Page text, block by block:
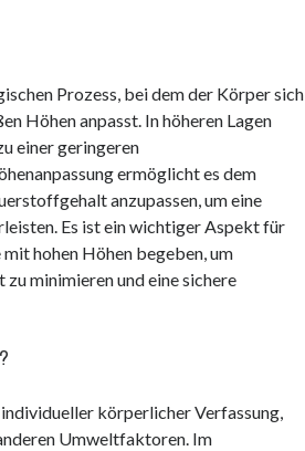
Prozess, bei dem der Körper sich
Höhen anpasst. In höheren Lagen
einer geringeren
ermöglicht es dem
anzupassen, um eine
Es ist ein wichtiger Aspekt für
hohen Höhen begeben, um
minimieren und eine sichere
körperlicher Verfassung,
Umweltfaktoren. Im